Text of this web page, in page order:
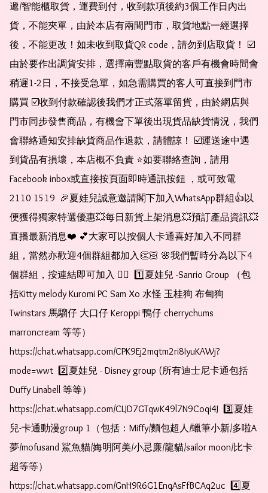
遞/智能櫃取貨，運費到付，收到款項後約3個工作日內出
貨，不能夾單，由於本店有兩間門市，取貨地點一經選擇
後，不能更改！如未收到取貨QR code，請勿到店取貨！ ☑️
由於要作出調貨安排，選擇南豐點取貨的客戶有機會時間會
稍遲1-2日，不接受急單，如急需購買的客人可直接到門市
購買 ☑️收到付款確認後我們才正式落單留貨，由於網店與
門市同步發售商品，有機會下單後出現貨品缺貨情況，我們
會聯絡通知安排缺貨商品作退款，請體諒！ ☑️運送途中遇
到貨品有損壞，本店概不負責 ⭐️如要聯絡查詢，請用
Facebook inbox或直接按頁面即時通訊按鈕 ，或可致電
2110 1519  🎉夏娃兒誠意邀請閣下加入WhatsApp群組👍以
便獲得獨家特選優惠💥每日新貨上架消息💥預訂產品資訊💥
直播最新消息❤️ 💕大家可以按個人卡通喜好加入不同群
組，當然亦歡迎4個群組都加入👏🏻 🌸我們暫時分為以下4
個群組，按連結即可加入 👇🏻  1️⃣夏娃兒 -Sanrio Group （包
括Kitty melody Kuromi PC Sam Xo 水怪 玉桂狗 布甸狗
Twinstars 馬騮仔 大口仔 Keroppi 鴨仔 cherrychums
marroncream 等等）
https://chat.whatsapp.com/CPK9Ej2mqtm2ri8IyuKAWj?
mode=wwt  2️⃣夏娃兒 - Disney group (所有迪士尼卡通包括
Duffy Linabell 等等）
https://chat.whatsapp.com/CLJD7GTqwK49l7N9Coqi4J  3️⃣夏娃
兒-卡通動漫group 1（包括：Miffy/麵包超人/蠟筆小新/多啦A
夢/mofusand 鯊魚貓/娒明阿美/小忌廉/龍貓/sailor moon/比卡
超等等）
https://chat.whatsapp.com/GnH9R6G1EnqAsFfBCAq2uc  4️⃣夏